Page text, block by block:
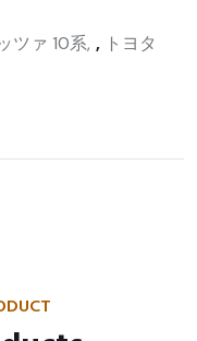
ツァ 10系 , トヨタ